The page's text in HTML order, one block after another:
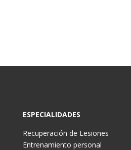
ESPECIALIDADES
Recuperación de Lesiones
Entrenamiento personal